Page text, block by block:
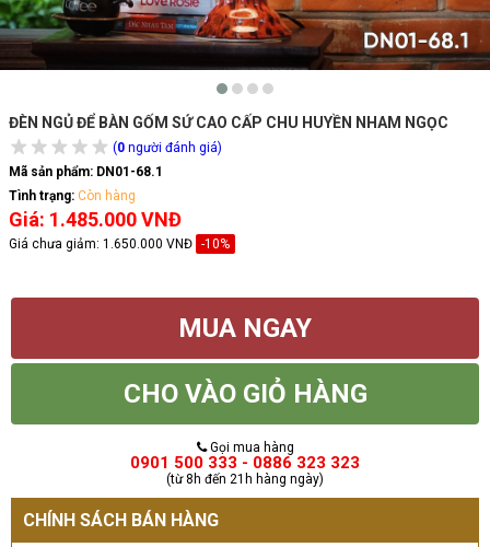
ĐÈN NGỦ ĐỂ BÀN GỐM SỨ CAO CẤP CHU HUYỀN NHAM NGỌC
(0 người đánh giá)
Mã sản phẩm: DN01-68.1
Tình trạng: Còn hàng
Giá: 1.485.000 VNĐ
Giá chưa giảm: 1.650.000 VNĐ -10%
MUA NGAY
CHO VÀO GIỎ HÀNG
Gọi mua hàng
0901 500 333 - 0886 323 323
(từ 8h đến 21h hàng ngày)
CHÍNH SÁCH BÁN HÀNG